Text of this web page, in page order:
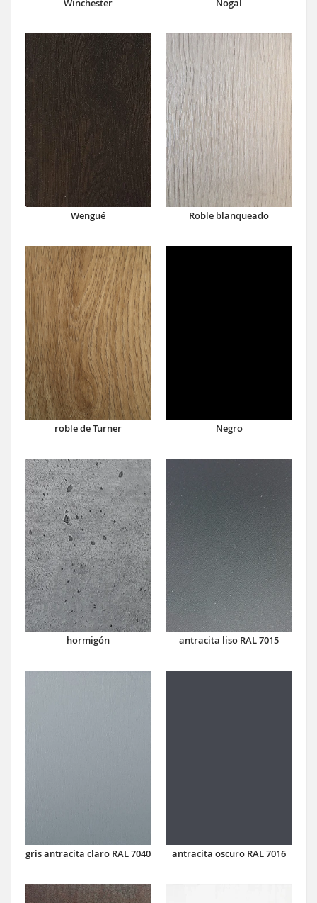
Winchester Nogal
Wengué Roble blanqueado
roble de Turner Negro
hormigón antracita liso RAL 7015
gris antracita claro RAL 7040 antracita oscuro RAL 7016